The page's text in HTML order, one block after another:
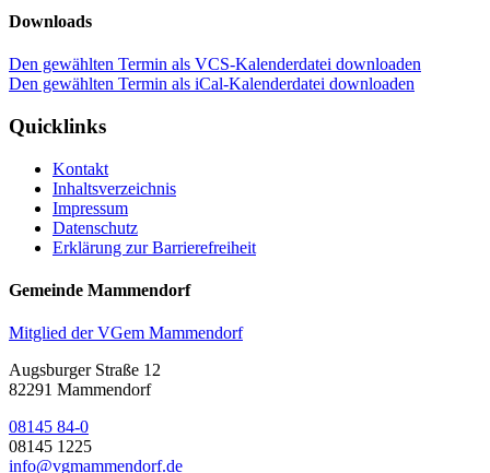
Downloads
Den gewählten Termin als VCS-Kalenderdatei downloaden
Den gewählten Termin als iCal-Kalenderdatei downloaden
Quicklinks
Kontakt
Inhaltsverzeichnis
Impressum
Datenschutz
Erklärung zur Barrierefreiheit
Gemeinde Mammendorf
Mitglied der VGem Mammendorf
Augsburger Straße 12
82291 Mammendorf
08145 84-0
08145 1225
info@vgmammendorf.de